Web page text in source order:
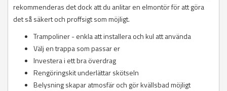
rekommenderas det dock att du anlitar en elmontör för att göra
det så säkert och proffsigt som möjligt.
Trampoliner - enkla att installera och kul att använda
Välj en trappa som passar er
Investera i ett bra överdrag
Rengöringskit underlättar skötseln
Belysning skapar atmosfär och gör kvällsbad möjligt